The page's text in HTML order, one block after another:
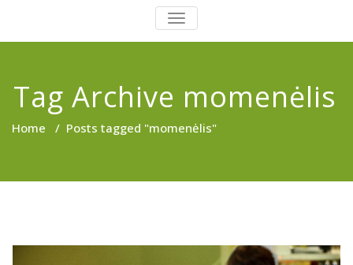
PERJUNGTI
NAVIGACIJĄ
Tag Archive momenėlis
Home / Posts tagged "momenėlis"